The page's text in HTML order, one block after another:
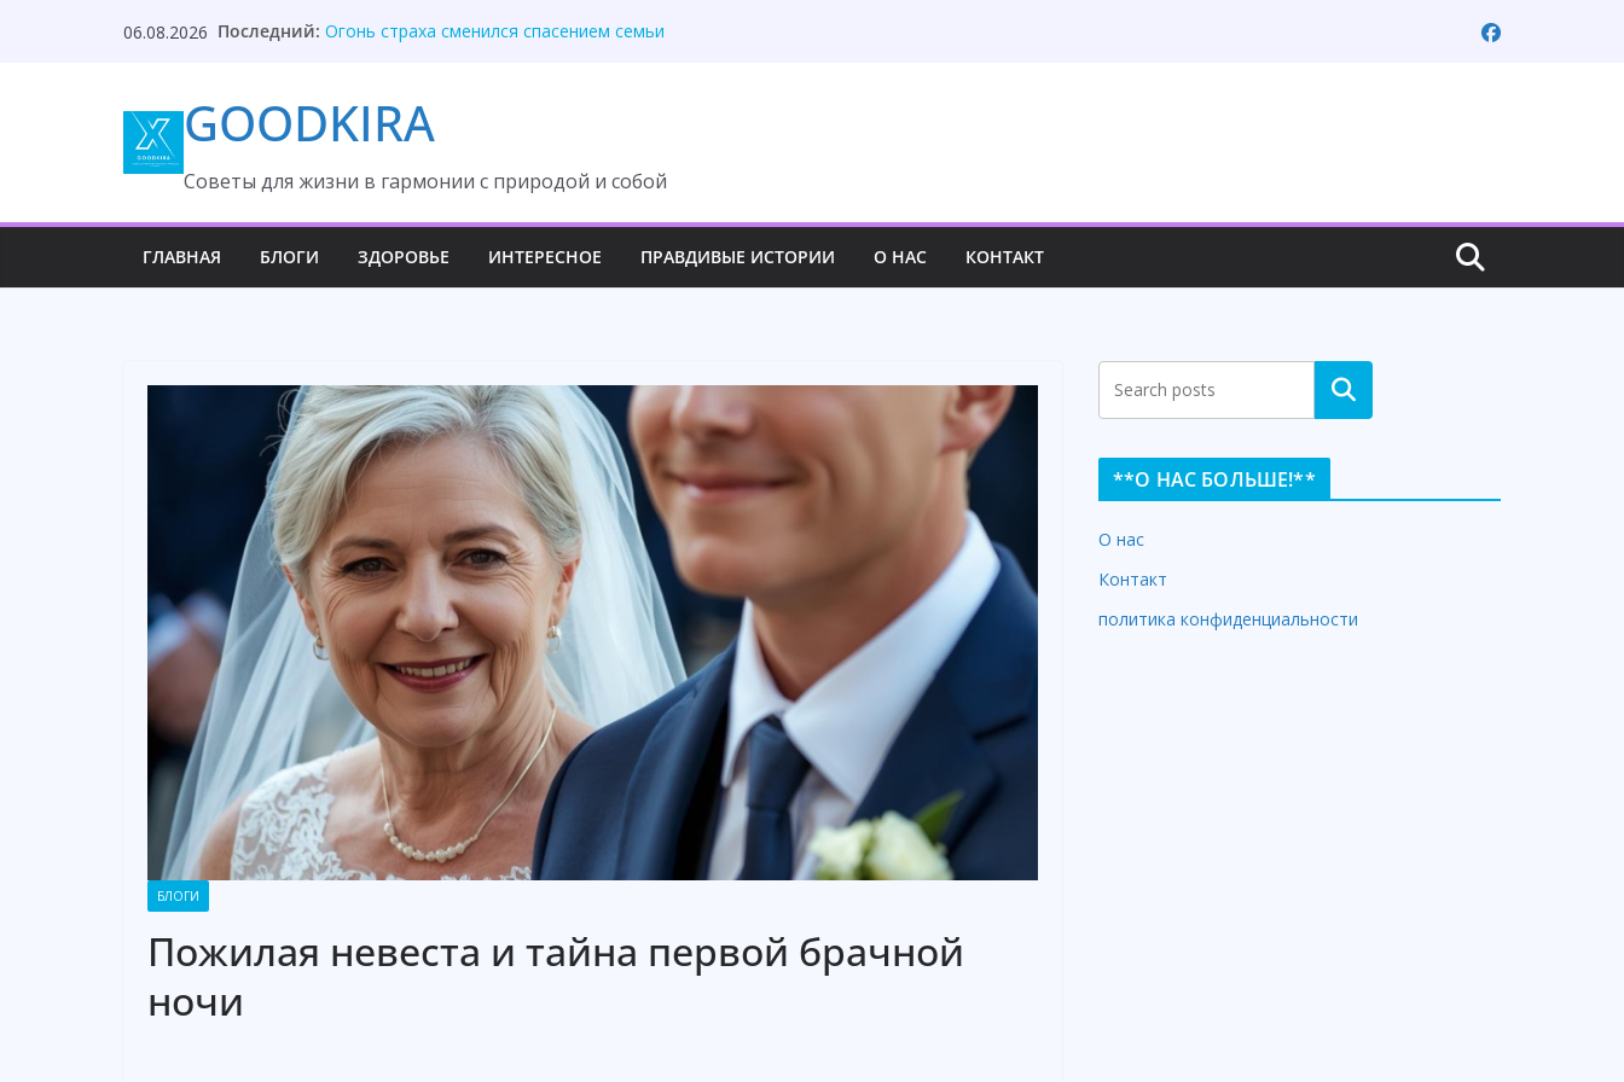
06.08.2026 Последний: Она услышала приговор, но спаслась чудом
Огонь страха сменился спасением семьи
Она два года рога носит, — усмехнулась
GOODKIRA
Cоветы для жизни в гармонии с природой и собой
ГЛАВНАЯ БЛОГИ ЗДОРОВЬЕ ИНТЕРЕСНОЕ ПРАВДИВЫЕ ИСТОРИИ О НАС КОНТАКТ
БЛОГИ
Пожилая невеста и тайна первой брачной
ночи
Search
**О НАС БОЛЬШЕ!**
О нас
Контакт
политика конфиденциальности